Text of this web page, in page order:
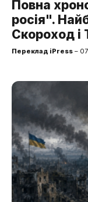
Повна
росія".
Скороход і
Переклад iPress –